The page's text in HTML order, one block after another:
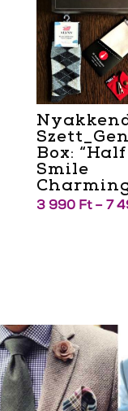
Box: “Half
Smile
3 990 Ft– 7